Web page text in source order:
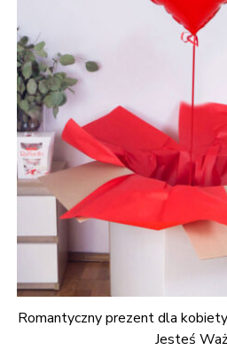
Romantyczny prezent dla
Jesteś